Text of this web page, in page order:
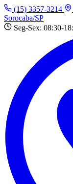
(15) 3357-3214
Sorocaba/SP
Seg-Sex: 08:30-